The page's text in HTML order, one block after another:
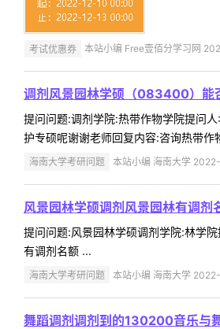
考试优惠券 本站小编 Free壹佰分学习网
调剂风景园林学硕（083400）能
提问问题:调剂学院:热带作物学院提问
护专硕呢谢谢老师回复内容:咨询热带
海南大学考研问题 本站小编 海南大学
风景园林学硕调剂风景园林有调剂
提问问题:风景园林学硕调剂学院:林学
有调剂名额 ...
海南大学考研问题 本站小编 海南大学
舞蹈调剂调剂到的130200音乐与